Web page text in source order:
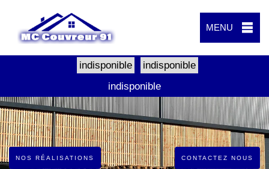
MENU
indisponible
indisponible
indisponible
NOS RÉALISATIONS CONTACTEZ NOUS